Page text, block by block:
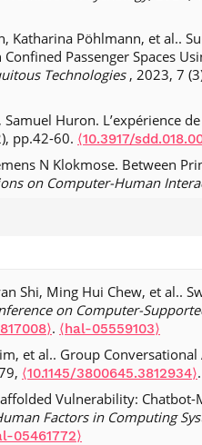
Katharina Pöhlmann, et al..
Passenger Spaces
Technologies , 2023, 7
Huron. L’expérience
pp.42-60. ⟨10.3917/
N Klokmose. Between
on Computer-Human
, 2021, pp.1-19.
Tool for Fluid and Holistic
3488534⟩.⟨hal-03370011⟩
Yazdanbakhsh, Samuel
, 2021, 40 (3), pp.569-598.
Jansen. Data
41 (1), pp.63-64.
Shi, Ming Hui Chew, et al..
on Computer-
. ⟨hal-05559103⟩
et al.. Group Conversational
⟨10.1145/3800645.3812934⟩.
Vulnerability:
Factors in Computing
05461772⟩